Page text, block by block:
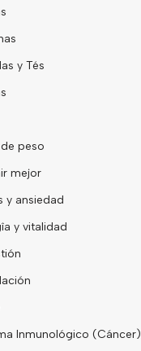
y Tés
peso
mejor
y ansiedad
y vitalidad
Inmunológico (Cáncer)